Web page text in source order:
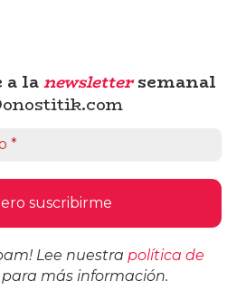
a lanewslettersemanal
Lee nuestra política de
más información.